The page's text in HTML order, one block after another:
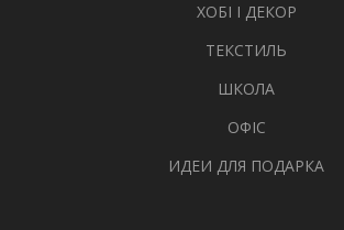
ХОБІ І ДЕКОР
ТЕКСТИЛЬ
ШКОЛА
ОФІС
ИДЕИ ДЛЯ ПОДАРКА